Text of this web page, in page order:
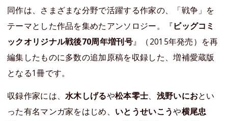
同作は、さまざまな分野で活躍する作家の、「戦争」を
テーマとした作品を集めたアンソロジー。『ビッグコミ
ックオリジナル戦後70周年増刊号』（2015年発売）を再
編集したものに多数の追加原稿を収録した、増補愛蔵版
となる1冊です。
収録作家には、水木しげるや松本零士、 浅野いにおとい
った有名マンガ家をはじめ、 いとうせいこうや横尾忠